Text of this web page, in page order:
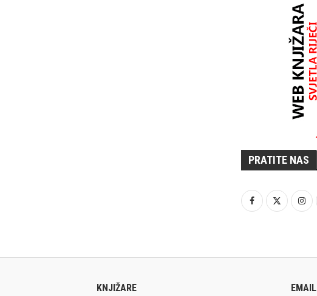
PRATITE NAS
KNJIŽARE EMAIL